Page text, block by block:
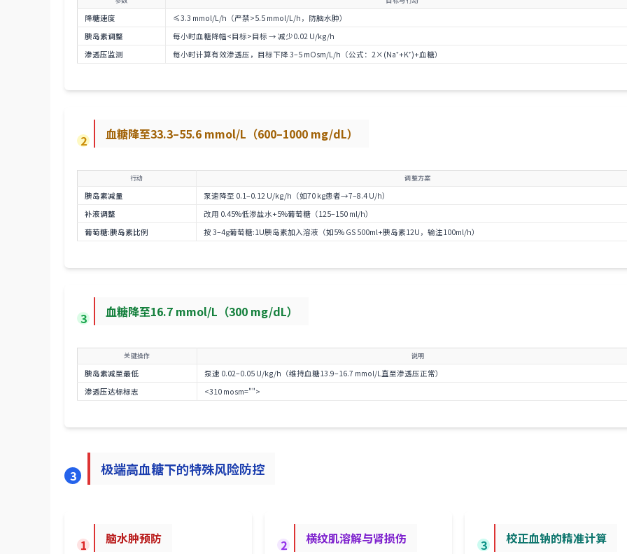
降糖速度
≤3.3 mmol/L/h（严禁>5.5 mmol/L/h，防脑水肿）
胰岛素调整
每小时血糖降幅<目标>目标 → 减少0.02 U/kg/h
渗透压监测
每小时计算有效渗透压，目标下降 3–5 mOsm/L/h（公式：2×(Na⁺+K⁺)+血糖）
2 血糖降至33.3–55.6 mmol/L（600–1000 mg/dL）
行动 调整方案
胰岛素减量
泵速降至 0.1–0.12 U/kg/h（如70 kg患者→7–8.4 U/h）
补液调整
改用 0.45%低渗盐水+5%葡萄糖（125–150 ml/h）
葡萄糖:胰岛素比例
按 3–4g葡萄糖:1U胰岛素加入溶液（如5% GS 500ml+胰岛素12U，输注100ml/h）
3 血糖降至16.7 mmol/L（300 mg/dL）
关键操作 说明
胰岛素减至最低
泵速 0.02–0.05 U/kg/h（维持血糖13.9–16.7 mmol/L直至渗透压正常）
渗透压达标标志
<310 mosm="">
3 极端高血糖下的特殊风险防控
1 脑水肿预防 2 横纹肌溶解与肾损伤 3 校正血钠的精准计算